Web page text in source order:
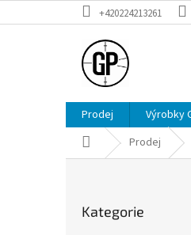
na
+420224213261
Prodej Výrobky
Domů Prodej
kategorie
Kategorie